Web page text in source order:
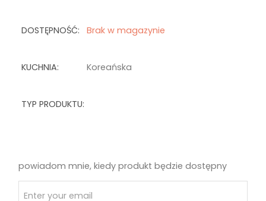
DOSTĘPNOŚĆ: Brak w magazynie
KUCHNIA: Koreańska
TYP PRODUKTU:
powiadom mnie, kiedy produkt będzie dostępny